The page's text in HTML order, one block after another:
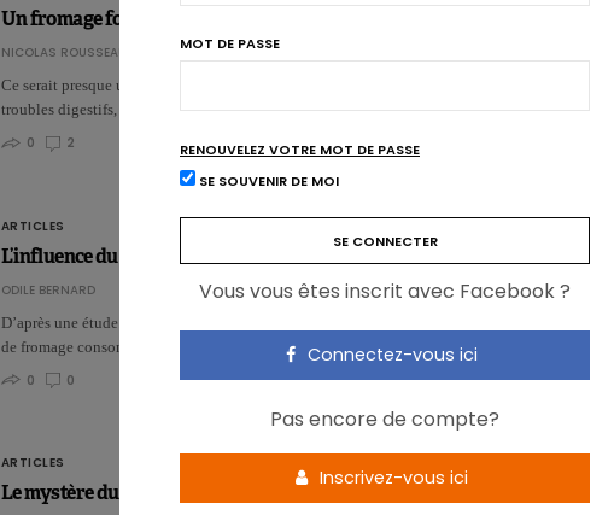
Un fromage fonctionnel pour lutter contre la colite?
NICOLAS ROUSSEAU
Ce serait presque un comble et pourtant. Si les produits laitiers sont souvent décriés dans les
troubles digestifs, certains de leurs composants……
0
2
ARTICLES
L’influence du fromage sur la lipémie postprandiale
ODILE BERNARD
D’après une étude récente, la concentration postprandiale de triglycérides varie selon le type
de fromage consommé. Les auteurs de l’étude appellent…
0
0
ARTICLES
Le mystère du goût du fromage élucidé
MOT DE PASSE
RENOUVELEZ VOTRE MOT DE PASSE
SE SOUVENIR DE MOI
Vous vous êtes inscrit avec Facebook ?
Connectez-vous ici
Pas encore de compte?
Inscrivez-vous ici